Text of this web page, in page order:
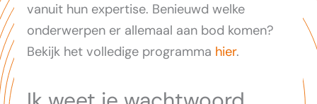
vanuit hun expertise. Benieuwd welke
onderwerpen er allemaal aan bod komen?
Bekijk het volledige programma hier.